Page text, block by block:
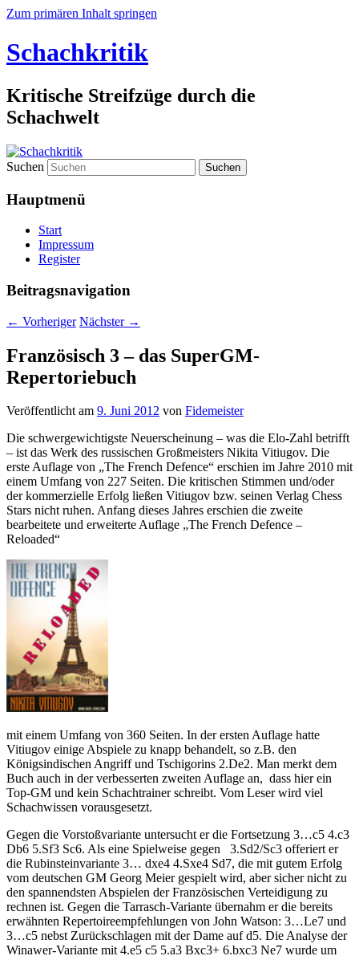
Zum primären Inhalt springen
Schachkritik
Kritische Streifzüge durch die
Schachwelt
Suchen
Hauptmenü
Start
Impressum
Register
Beitragsnavigation
← Vorheriger Nächster →
Französisch 3 – das SuperGM-
Repertoriebuch
Veröffentlicht am 9. Juni 2012 von Fidemeister
Die schwergewichtigste Neuerscheinung – was die Elo-Zahl betrifft
– ist das Werk des russischen Großmeisters Nikita Vitiugov. Die
erste Auflage von „The French Defence“ erschien im Jahre 2010 mit
einem Umfang von 227 Seiten. Die kritischen Stimmen und/oder
der kommerzielle Erfolg ließen Vitiugov bzw. seinen Verlag Chess
Stars nicht ruhen. Anfang dieses Jahres erschien die zweite
bearbeitete und erweiterte Auflage „The French Defence –
Reloaded“
mit einem Umfang von 360 Seiten. In der ersten Auflage hatte
Vitiugov einige Abspiele zu knapp behandelt, so z.B. den
Königsindischen Angriff und Tschigorins 2.De2. Man merkt dem
Buch auch in der verbesserten zweiten Auflage an, dass hier ein
Top-GM und kein Schachtrainer schreibt. Vom Leser wird viel
Schachwissen vorausgesetzt.
Gegen die Vorstoßvariante untersucht er die Fortsetzung 3…c5 4.c3
Db6 5.Sf3 Sc6. Als eine Spielweise gegen 3.Sd2/Sc3 offeriert er
die Rubinsteinvariante 3… dxe4 4.Sxe4 Sd7, die mit gutem Erfolg
vom deutschen GM Georg Meier gespielt wird, aber sicher nicht zu
den spannendsten Abspielen der Französischen Verteidigung zu
rechnen ist. Gegen die Tarrasch-Variante übernahm er die bereits
erwähnten Repertoireempfehlungen von John Watson: 3…Le7 und
3…c5 nebst Zurückschlagen mit der Dame auf d5. Die Analyse der
Winawer-Variante mit 4.e5 c5 5.a3 Bxc3+ 6.bxc3 Ne7 wurde um